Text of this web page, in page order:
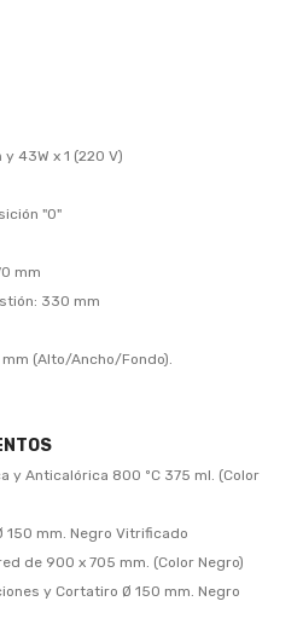
43W x 1 (220 V)
"0"
mm
330 mm
(Alto/Ancho/Fondo).
y Anticalórica 800 ºC 375 ml. (Color
150 mm. Negro Vitrificado
de 900 x 705 mm. (Color Negro)
y Cortatiro Ø 150 mm. Negro